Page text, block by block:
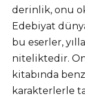
derinlik, onu
Edebiyat
bu eserler,
niteliktedir.
kitabında
karakterlerle